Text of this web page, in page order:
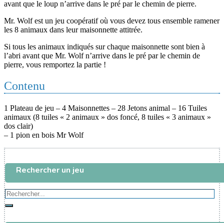
avant que le loup n’arrive dans le pré par le chemin de pierre.
Mr. Wolf est un jeu coopératif où vous devez tous ensemble ramener
les 8 animaux dans leur maisonnette attitrée.
Si tous les animaux indiqués sur chaque maisonnette sont bien à
l’abri avant que Mr. Wolf n’arrive dans le pré par le chemin de
pierre, vous remportez la partie !
Contenu
1 Plateau de jeu – 4 Maisonnettes – 28 Jetons animal – 16 Tuiles
animaux (8 tuiles « 2 animaux » dos foncé, 8 tuiles « 3 animaux »
dos clair)
– 1 pion en bois Mr Wolf
Rechercher un jeu
Rechercher...
Rechercher